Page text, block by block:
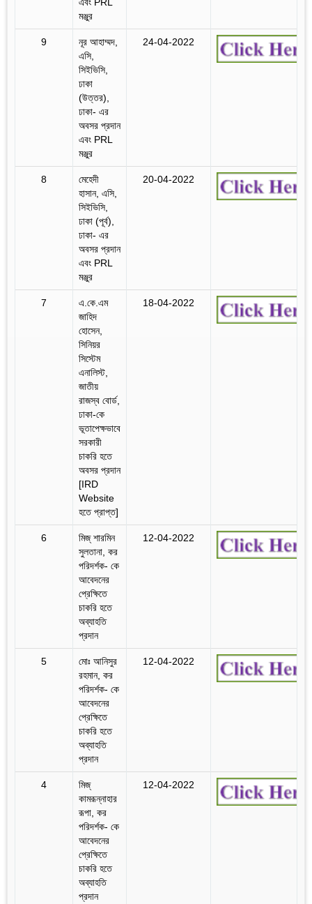
মঞ্জুর
9
নূর আহাম্মদ,
এসি,
সিইভিসি,
ঢাকা
(উত্তর),
ঢাকা- এর
অবসর প্রদান
এবং PRL
মঞ্জুর
24-04-2022
8
মেহেদী
হাসান, এসি,
সিইভিসি,
ঢাকা (পূর্ব),
ঢাকা- এর
অবসর প্রদান
এবং PRL
মঞ্জুর
20-04-2022
7
এ.কে.এম
জাহিদ
হোসেন,
সিনিয়র
সিস্টেম
এনালিস্ট,
জাতীয়
রাজস্ব বোর্ড,
ঢাকা-কে
ভূতাপেক্ষভাবে
সরকারী
চাকরি হতে
অবসর প্রদান
[IRD
Website
হতে প্রাপ্ত]
18-04-2022
6
মিজ্‌ শারমিন
সুলতানা, কর
পরিদর্শক- কে
আবেদনের
প্রেক্ষিতে
চাকরি হতে
অব্যাহতি
প্রদান
12-04-2022
5
মোঃ আনিসুর
রহমান, কর
পরিদর্শক- কে
আবেদনের
প্রেক্ষিতে
চাকরি হতে
অব্যাহতি
প্রদান
12-04-2022
4
মিজ্‌
কামরূন্নাহার
রূপা, কর
পরিদর্শক- কে
আবেদনের
প্রেক্ষিতে
চাকরি হতে
অব্যাহতি
প্রদান
12-04-2022